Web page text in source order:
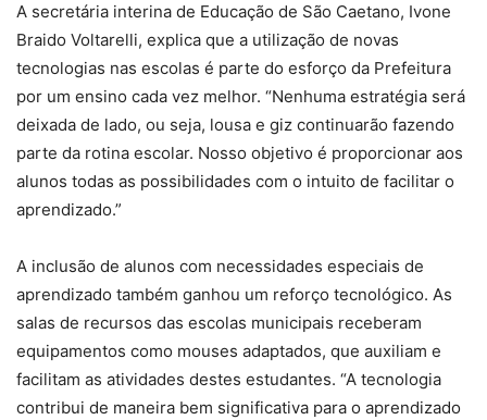
A secretária interina de Educação de São Caetano, Ivone
Braido Voltarelli, explica que a utilização de novas
tecnologias nas escolas é parte do esforço da Prefeitura
por um ensino cada vez melhor. “Nenhuma estratégia será
deixada de lado, ou seja, lousa e giz continuarão fazendo
parte da rotina escolar. Nosso objetivo é proporcionar aos
alunos todas as possibilidades com o intuito de facilitar o
aprendizado.”
A inclusão de alunos com necessidades especiais de
aprendizado também ganhou um reforço tecnológico. As
salas de recursos das escolas municipais receberam
equipamentos como mouses adaptados, que auxiliam e
facilitam as atividades destes estudantes. “A tecnologia
contribui de maneira bem significativa para o aprendizado